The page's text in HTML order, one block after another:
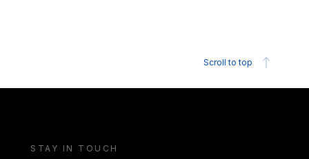
Scroll to top
STAY IN TOUCH